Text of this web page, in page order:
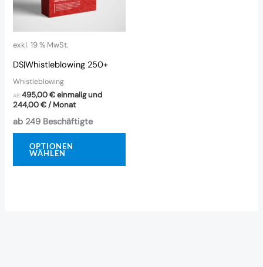
exkl. 19 % MwSt.
DS|Whistleblowing 250+
Whistleblowing
AB:495,00€einmalig und
244,00€ / Monat
ab 249 Beschäftigte
OPTIONEN
WÄHLEN